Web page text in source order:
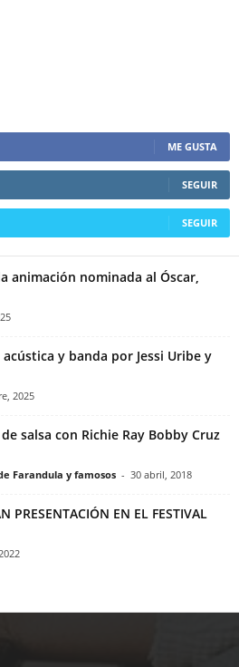
ME GUSTA
SEGUIR
SEGUIR
animación nominada al Óscar,
acústica y banda por Jessi Uribe y
2025
salsa con Richie Ray Bobby Cruz
Farandula y famosos - 30 abril, 2018
PRESENTACIÓN EN EL FESTIVAL